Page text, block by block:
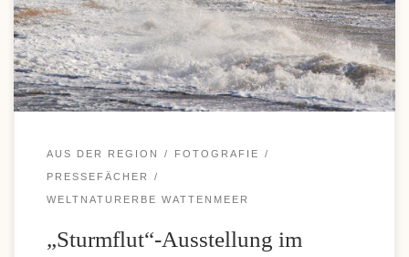
Einzahlungen und komfortable Auszahlungen, weshalb diese
Zahlungsoption bei vielen Casino-Fans immer beliebter wird. Wer
sich über moderne Zahlungsmöglichkeiten und aktuelle […]
AUS DER REGION FOTOGRAFIE
PRESSEFÄCHER
WELTNATURERBE WATTENMEER
„Sturmflut“-Ausstellung im